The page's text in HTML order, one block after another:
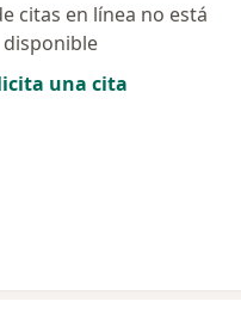
citas en línea no está
disponible
una cita